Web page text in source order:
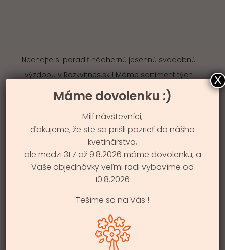
Nechajte si poradiť nádhernú jesennú svadobnú
výzdobu v Rozkvitnes.sk ! Máme sortiment tých
najkrajších kvetov sezóny, ktoré spravia vašu svadbu
Svadobnú kyticu, alebo svadobnú výzdobu si viete
objednať cez náš eshop TU >, ale aj telefonicky na
+421 904 235 079
Následne Vám ju doručíme v rámci Bratislavy a
okolia do 20km.
Máme dovolenku :)
Milí návštevníci,
ďakujeme, že ste sa prišli pozrieť do nášho
kvetinárstva,
ale medzi 31.7 až 9.8.2026 máme dovolenku, a
Vaše objednávky veľmi radi vybavíme od
10.8.2026
Tešíme sa na Vás !
X